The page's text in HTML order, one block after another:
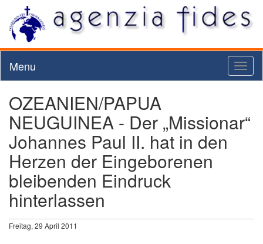
Menu
OZEANIEN/PAPUA
NEUGUINEA - Der „Missionar“
Johannes Paul II. hat in den
Herzen der Eingeborenen
bleibenden Eindruck
hinterlassen
Freitag, 29 April 2011